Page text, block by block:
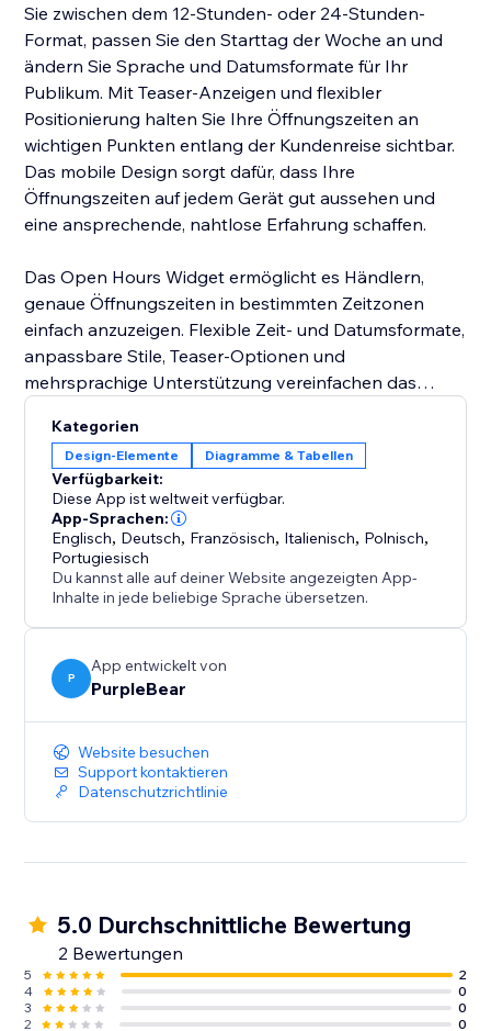
Sie zwischen dem 12-Stunden- oder 24-Stunden-
Format, passen Sie den Starttag der Woche an und
ändern Sie Sprache und Datumsformate für Ihr
Publikum. Mit Teaser-Anzeigen und flexibler
Positionierung halten Sie Ihre Öffnungszeiten an
wichtigen Punkten entlang der Kundenreise sichtbar.
Das mobile Design sorgt dafür, dass Ihre
Öffnungszeiten auf jedem Gerät gut aussehen und
eine ansprechende, nahtlose Erfahrung schaffen.
Das Open Hours Widget ermöglicht es Händlern,
genaue Öffnungszeiten in bestimmten Zeitzonen
einfach anzuzeigen. Flexible Zeit- und Datumsformate,
anpassbare Stile, Teaser-Optionen und
mehrsprachige Unterstützung vereinfachen das
verbessern das Einkaufserlebnis auf allen Geräten.
Kategorien
Design-Elemente Diagramme & Tabellen
Verfügbarkeit:
Diese App ist weltweit verfügbar.
App-Sprachen:
Englisch, Deutsch, Französisch, Italienisch, Polnisch,
Portugiesisch
Du kannst alle auf deiner Website angezeigten App-
Inhalte in jede beliebige Sprache übersetzen.
P
App entwickelt von
PurpleBear
Website besuchen
Support kontaktieren
Datenschutzrichtlinie
5.0 Durchschnittliche Bewertung
2 Bewertungen
5
2
4
0
3
0
2
0